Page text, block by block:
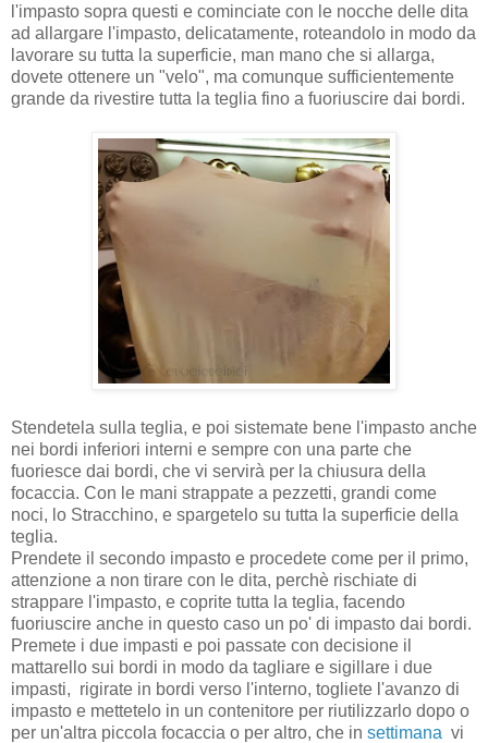
l'impasto sopra questi e cominciate con le nocche delle dita
ad allargare l'impasto, delicatamente, roteandolo in modo da
lavorare su tutta la superficie, man mano che si allarga,
dovete ottenere un "velo", ma comunque sufficientemente
grande da rivestire tutta la teglia fino a fuoriuscire dai bordi.
Stendetela sulla teglia, e poi sistemate bene l'impasto anche
nei bordi inferiori interni e sempre con una parte che
fuoriesce dai bordi, che vi servirà per la chiusura della
focaccia. Con le mani strappate a pezzetti, grandi come
noci, lo Stracchino, e spargetelo su tutta la superficie della
teglia.
Prendete il secondo impasto e procedete come per il primo,
attenzione a non tirare con le dita, perchè rischiate di
strappare l'impasto, e coprite tutta la teglia, facendo
fuoriuscire anche in questo caso un po' di impasto dai bordi.
Premete i due impasti e poi passate con decisione il
mattarello sui bordi in modo da tagliare e sigillare i due
impasti, rigirate in bordi verso l'interno, togliete l'avanzo di
impasto e mettetelo in un contenitore per riutilizzarlo dopo o
per un'altra piccola focaccia o per altro, che in settimana vi